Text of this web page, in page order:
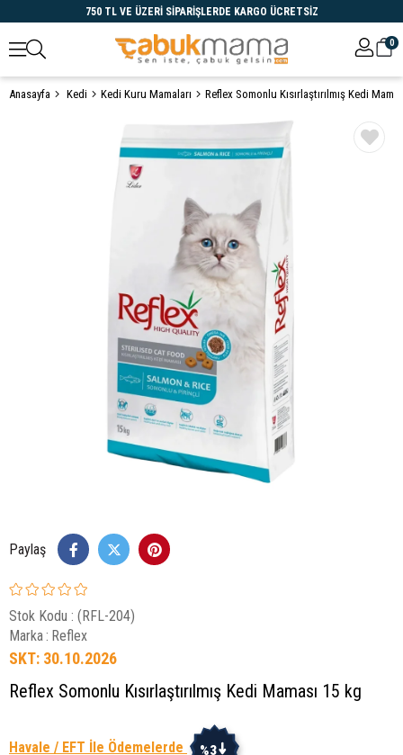
750 TL VE ÜZERİ SİPARİŞLERDE KARGO ÜCRETSİZ
0
Anasayfa Kedi Kedi Kuru Mamaları Reflex Somonlu Kısırlaştırılmış Kedi
Paylaş
Stok Kodu
(RFL-204)
Marka: Reflex
SKT: 30.10.2026
Reflex Somonlu Kısırlaştırılmış Kedi Maması 15 kg
Havale / EFT İle Ödemelerde %3
Öne Çıkanlar